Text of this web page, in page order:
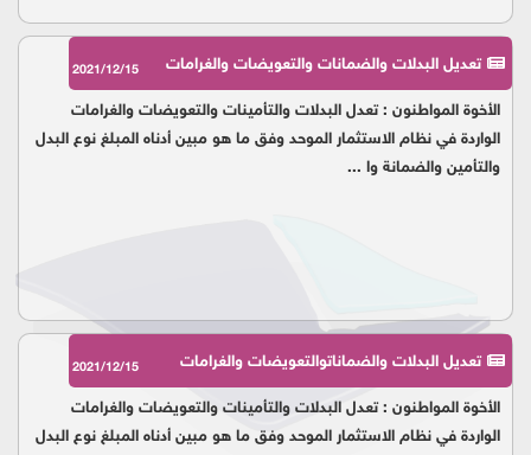
تعديل البدلات والضمانات والتعويضات والغرامات 2021/12/15
الأخوة المواطنون : تعدل البدلات والتأمينات والتعويضات والغرامات
الواردة في نظام الاستثمار الموحد وفق ما هو مبين أدناه المبلغ نوع البدل
والتأمين والضمانة وا ...
تعديل البدلات والضماناتوالتعويضات والغرامات 2021/12/15
الأخوة المواطنون : تعدل البدلات والتأمينات والتعويضات والغرامات
الواردة في نظام الاستثمار الموحد وفق ما هو مبين أدناه المبلغ نوع البدل